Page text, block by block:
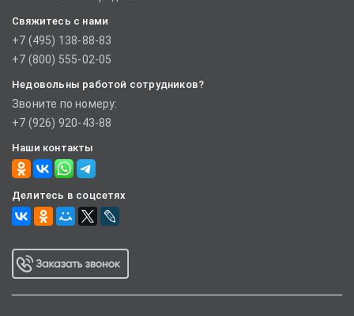
Свяжитесь с нами
+7 (495) 138-88-83
+7 (800) 555-02-05
Недовольны работой сотрудников?
Звоните по номеру:
+7 (926) 920-43-88
Наши контакты
Делитесь в соцсетях